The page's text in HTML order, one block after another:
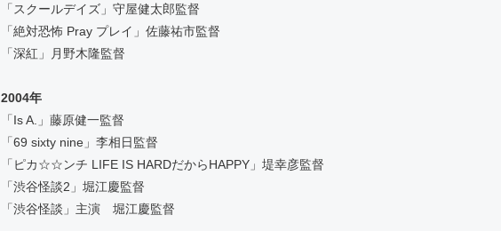
「スクールデイズ」守屋健太郎監督
「絶対恐怖 Pray プレイ」佐藤祐市監督
「深紅」月野木隆監督
2004年
「Is A.」藤原健一監督
「69 sixty nine」李相日監督
「ピカ☆☆ンチ LIFE IS HARDだからHAPPY」堤幸彦監督
「渋谷怪談2」堀江慶監督
「渋谷怪談」主演 堀江慶監督